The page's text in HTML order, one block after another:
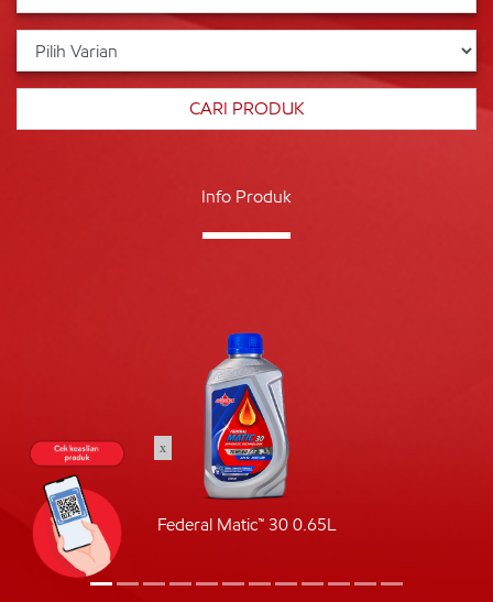
Info Produk
Federal Matic™ 30 0.65L
x